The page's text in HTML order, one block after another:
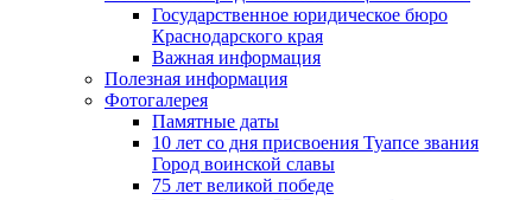
Государственное юридическое бюро
Краснодарского края
Важная информация
Полезная информация
Фотогалерея
Памятные даты
10 лет со дня присвоения Туапсе звания
Город воинской славы
75 лет великой победе